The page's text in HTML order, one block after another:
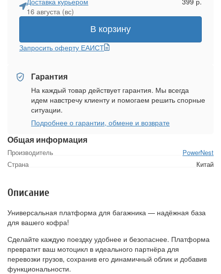
Общая информация
Производитель
PowerNest
Страна
Китай
16 августа (вс)
В корзину
Запросить оферту ЕАИСТ
Гарантия
На каждый товар действует гарантия. Мы всегда
идем навстречу клиенту и помогаем решить спорные
ситуации.
Подробнее о гарантии, обмене и возврате
Описание
Универсальная платформа для багажника — надёжная база
для вашего кофра!
Сделайте каждую поездку удобнее и безопаснее. Платформа
превратит ваш мотоцикл в идеального партнёра для
перевозки грузов, сохранив его динамичный облик и добавив
функциональности.